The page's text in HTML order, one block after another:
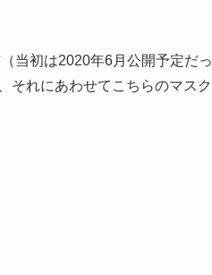
当初は2020年6月公開予定だっ
それにあわせてこちらのマスク